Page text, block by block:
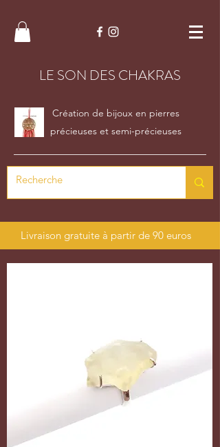
LE SON DES CHAKRAS
Création de bijoux en pierres
précieuses et semi-précieuses
Livraison gratuite à partir de 90 euros